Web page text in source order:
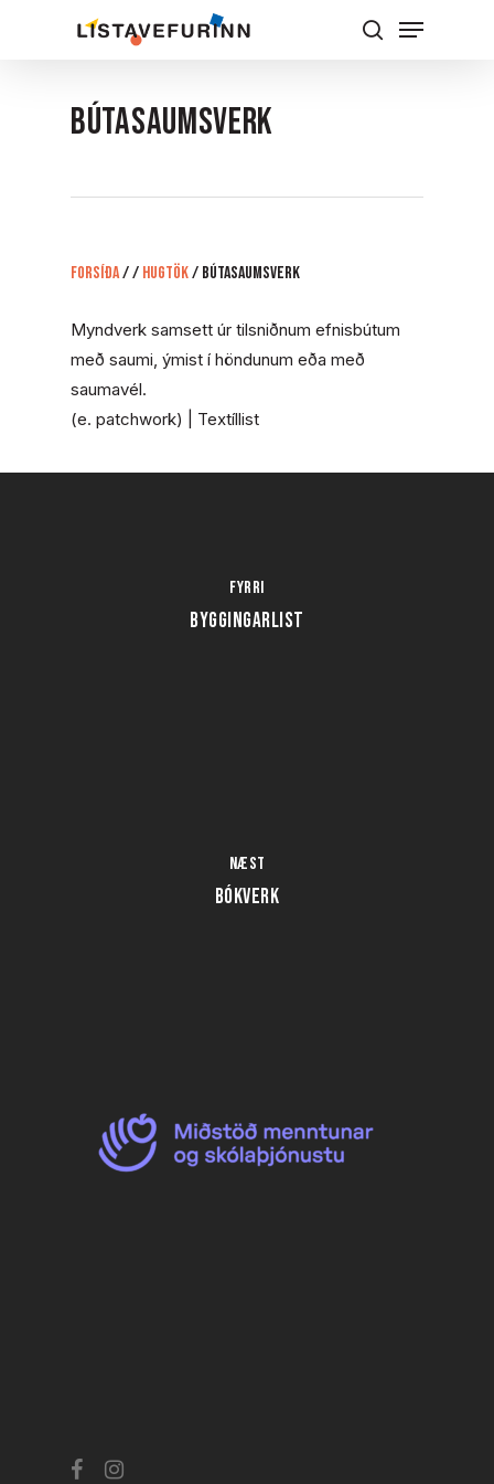
Menu
BÚTASAUMSVERK
Forsíða// Hugtök/ BÚTASAUMSVERK
Myndverk samsett úr tilsniðnum efnisbútum
með saumi, ýmist í höndunum eða með
saumavél.
(e. patchwork) | Textíllist
Fyrri
BYGGINGARLIST
Næst
BÓKVERK
facebookinstagram